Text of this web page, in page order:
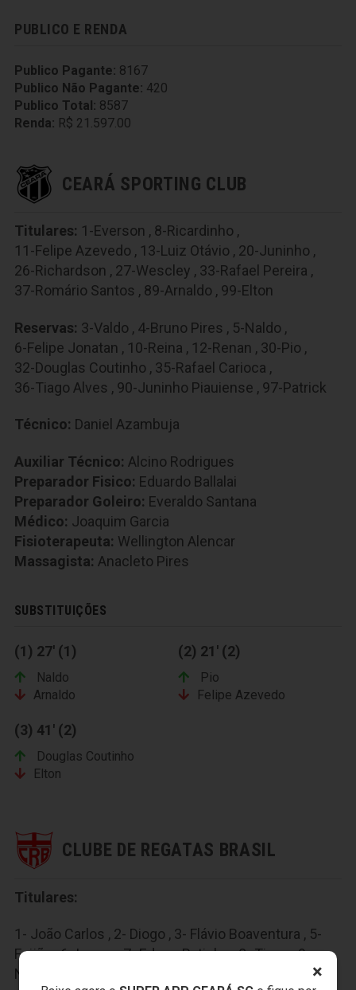
×
PUBLICO E RENDA
Publico Pagante: 8167
Publico Não Pagante: 420
Publico Total: 8587
Renda: R$ 21.597.00
CEARÁ SPORTING CLUB
Titulares: 1-Everson , 8-Ricardinho ,
11-Felipe Azevedo , 13-Luiz Otávio , 20-Juninho ,
26-Richardson , 27-Wescley , 33-Rafael Pereira ,
37-Romário Santos , 89-Arnaldo , 99-Elton
Reservas: 3-Valdo , 4-Bruno Pires , 5-Naldo ,
6-Felipe Jonatan , 10-Reina , 12-Renan , 30-Pio ,
32-Douglas Coutinho , 35-Rafael Carioca ,
36-Tiago Alves , 90-Juninho Piauiense , 97-Patrick
Técnico: Daniel Azambuja
Auxiliar Técnico: Alcino Rodrigues
Preparador Fisico: Eduardo Ballalai
Preparador Goleiro: Everaldo Santana
Médico: Joaquim Garcia
Fisioterapeuta: Wellington Alencar
Massagista: Anacleto Pires
SUBSTITUIÇÕES
(1) 27' (1)
Naldo
Arnaldo
(2) 21' (2)
Pio
Felipe Azevedo
(3) 41' (2)
Douglas Coutinho
Elton
CLUBE DE REGATAS BRASIL
Titulares:
1- João Carlos , 2- Diogo , 3- Flávio Boaventura , 5-
Feijão , 6- Lucas , 7- Edson Ratinho , 8- Tinga , 9-
Neto Baiano , 10- Diego Rosa , 11- Willians Santana ,